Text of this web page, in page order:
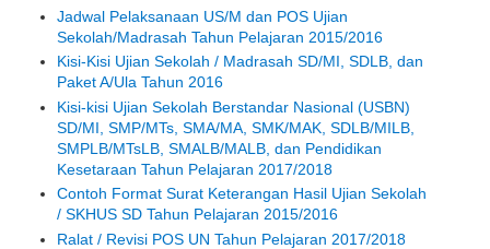
Jadwal Pelaksanaan US/M dan POS Ujian
Sekolah/Madrasah Tahun Pelajaran 2015/2016
Kisi-Kisi Ujian Sekolah / Madrasah SD/MI, SDLB, dan
Paket A/Ula Tahun 2016
Kisi-kisi Ujian Sekolah Berstandar Nasional (USBN)
SD/MI, SMP/MTs, SMA/MA, SMK/MAK, SDLB/MILB,
SMPLB/MTsLB, SMALB/MALB, dan Pendidikan
Kesetaraan Tahun Pelajaran 2017/2018
Contoh Format Surat Keterangan Hasil Ujian Sekolah
/ SKHUS SD Tahun Pelajaran 2015/2016
Ralat / Revisi POS UN Tahun Pelajaran 2017/2018